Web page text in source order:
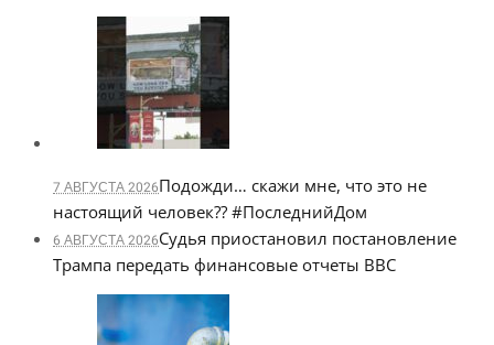
7 АВГУСТА 2026Подожди… скажи мне, что это не
настоящий человек?? #ПоследнийДом
6 АВГУСТА 2026Судья приостановил постановление
Трампа передать финансовые отчеты BBC